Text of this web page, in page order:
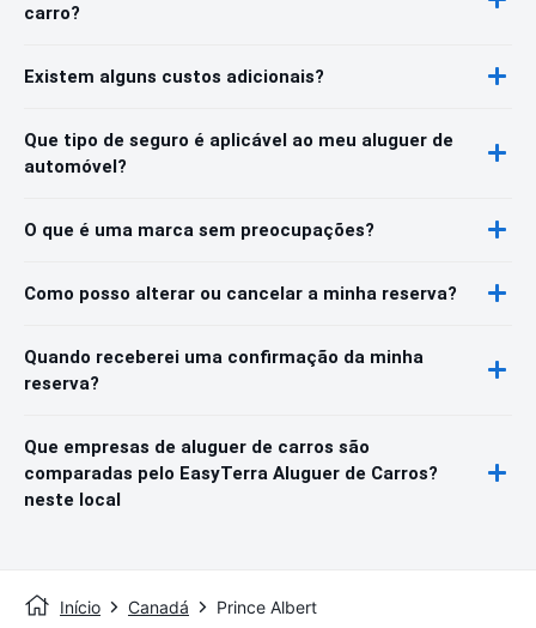
carro?
Existem alguns custos adicionais?
Que tipo de seguro é aplicável ao meu aluguer de
automóvel?
O que é uma marca sem preocupações?
Como posso alterar ou cancelar a minha reserva?
Quando receberei uma confirmação da minha
reserva?
Que empresas de aluguer de carros são
comparadas pelo EasyTerra Aluguer de Carros?
neste local
Início Canadá Prince Albert